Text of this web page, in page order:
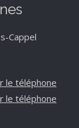
Cappel
le téléphone
le téléphone